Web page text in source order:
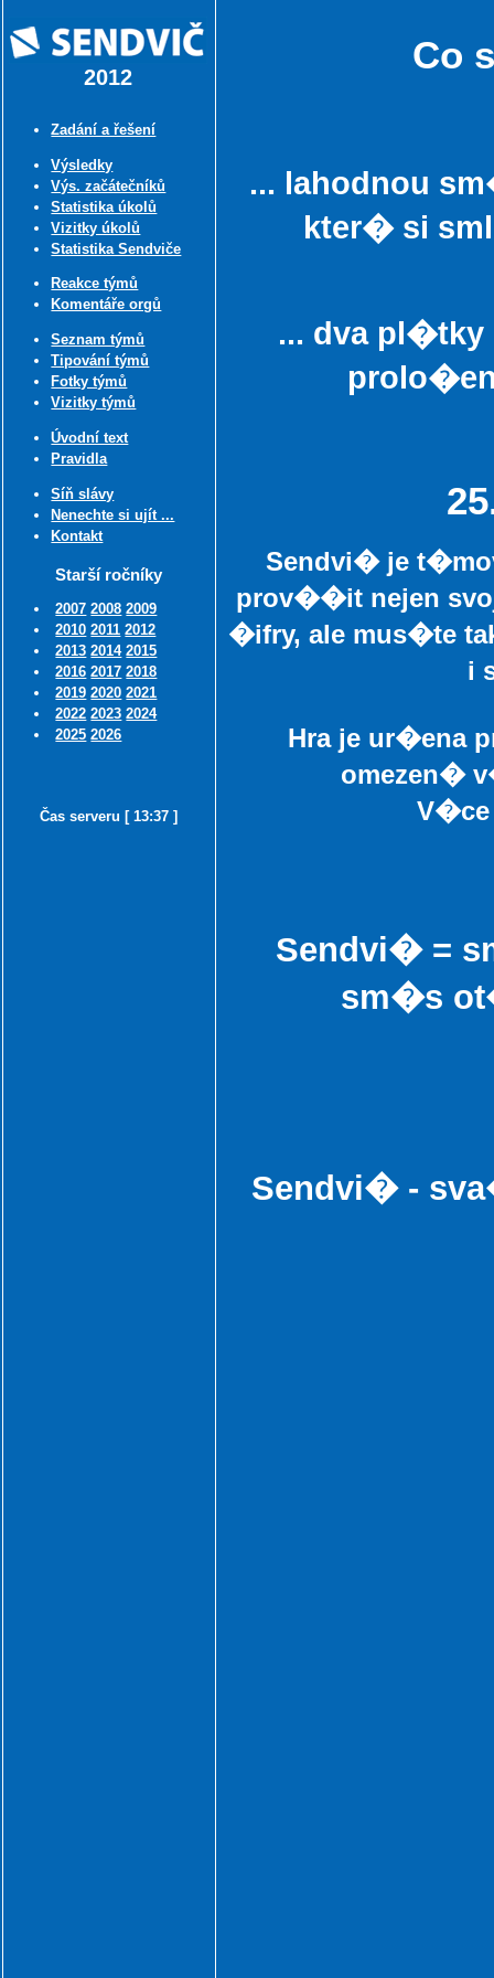
2012
Zadání a řešení
Výsledky
Výs. začátečníků
Statistika úkolů
Vizitky úkolů
Statistika Sendviče
Reakce týmů
Komentáře orgů
Seznam týmů
Tipování týmů
Fotky týmů
Vizitky týmů
Úvodní text
Pravidla
Síň slávy
Nenechte si ujít ...
Kontakt
Starší ročníky
2007 2008 2009
2010 2011 2012
2013 2014 2015
2016 2017 2018
2019 2020 2021
2022 2023 2024
2025 2026
Čas serveru [ 13:37 ]
Co
... lahodnou
kter� si
... dva
Sendvi� je
prov��it nejen
�ifry, ale mus�te
i
Hra je ur�ena
omezen�
V�ce
Sendvi� =
sm�s
Sendvi� -